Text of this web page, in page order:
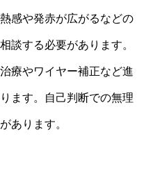
感や発赤が広がるなどの
談する必要があります。
療やワイヤー補正など進
ます。自己判断での無理
あります。